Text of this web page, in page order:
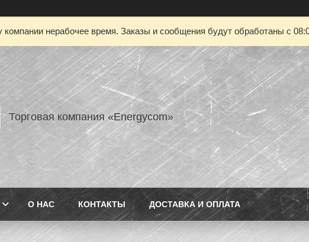
компании нерабочее время. Заказы и сообщения будут обработаны с
Торговая компания «Energycom»
О НАС КОНТАКТЫ ДОСТАВКА И ОПЛАТА